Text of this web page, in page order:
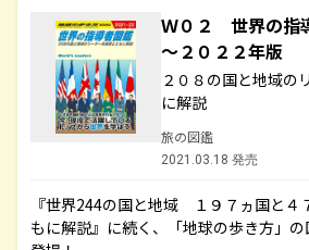
Ｗ０２ 世界の指
～２０２２年版
２０８の国と地域の
に解説
旅の図鑑
2021.03.18 発売
『世界244の国と地域 １９７ヵ国と４
もに解説』に続く、「地球の歩き方」